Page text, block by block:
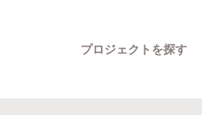
プロジェクトを探す